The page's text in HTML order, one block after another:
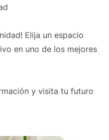
Elija un espacio
en uno de los mejores
y visita tu futuro